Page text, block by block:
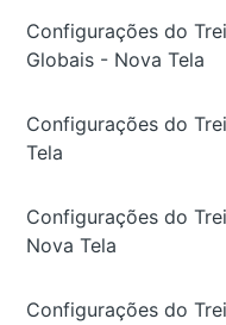
Configurações do
Globais - Nova Tela
Configurações do
Tela
Configurações do
Nova Tela
Configurações do